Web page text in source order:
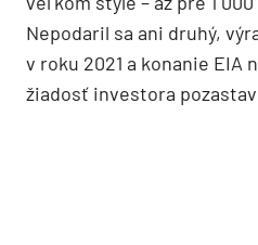
Nepodaril sa ani druhý,
v roku 2021 a konanie EIA
žiadosť investora